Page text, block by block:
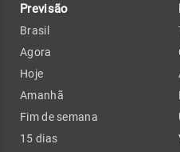
Previsão
Brasil
Agora
Hoje
Amanhã
Fim de semana
15 dias